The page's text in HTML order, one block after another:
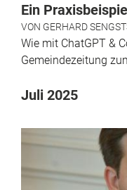
Ein
VON GERHARD
Wie mit ChatGPT &
Gemeindezeitung
Juli 2025